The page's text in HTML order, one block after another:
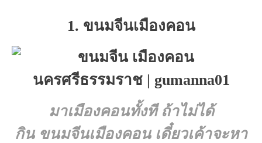
1. ขนมจีนเมืองคอน
มาเมืองคอนทั้งที ถ้าไม่ได้
กิน ขนมจีนเมืองคอนเดี๋ยวเค้าจะหา